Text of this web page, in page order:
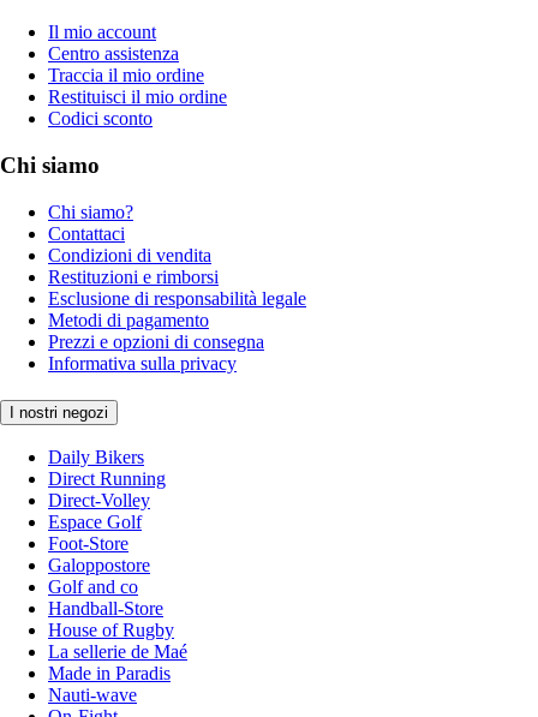
Il mio account
Centro assistenza
Traccia il mio ordine
Restituisci il mio ordine
Codici sconto
Chi siamo
Chi siamo?
Contattaci
Condizioni di vendita
Restituzioni e rimborsi
Esclusione di responsabilità legale
Metodi di pagamento
Prezzi e opzioni di consegna
Informativa sulla privacy
I nostri negozi
Daily Bikers
Direct Running
Direct-Volley
Espace Golf
Foot-Store
Galoppostore
Golf and co
Handball-Store
House of Rugby
La sellerie de Maé
Made in Paradis
Nauti-wave